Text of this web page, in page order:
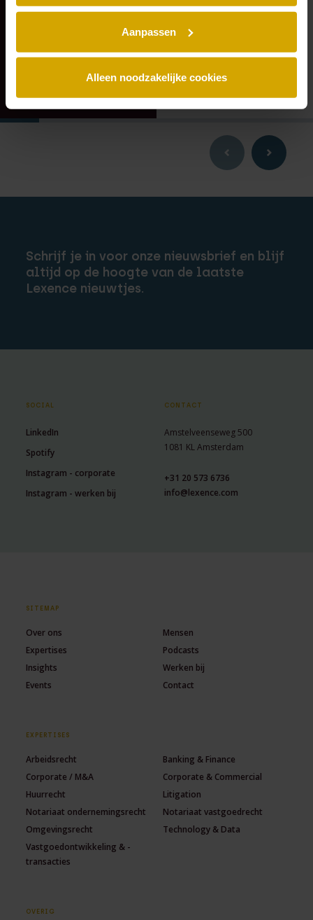
Aanpassen
Alleen noodzakelijke cookies
Schrijf je in voor onze nieuwsbrief en blijf
altijd op de hoogte van de laatste
Lexence nieuwtjes.
SOCIAL
LinkedIn
Spotify
Instagram - corporate
Instagram - werken bij
CONTACT
Amstelveenseweg 500
1081 KL Amsterdam
+31 20 573 6736
info@lexence.com
SITEMAP
Over ons
Mensen
Expertises
Podcasts
Insights
Werken bij
Events
Contact
EXPERTISES
Arbeidsrecht
Banking & Finance
Corporate / M&A
Corporate & Commercial
Huurrecht
Litigation
Notariaat ondernemingsrecht
Notariaat vastgoedrecht
Omgevingsrecht
Technology & Data
Vastgoedontwikkeling & -
transacties
OVERIG